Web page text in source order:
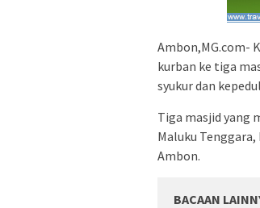
Ambon,MG.com-
kurban ke tiga
syukur dan
Tiga masjid yang
Maluku Tenggara,
Ambon.
BACAAN